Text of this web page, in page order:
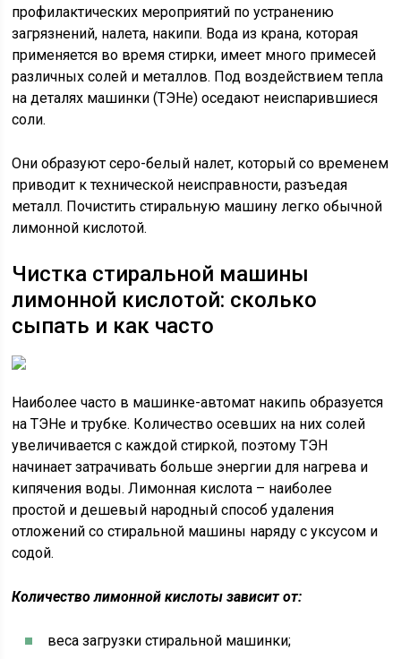
профилактических мероприятий по устранению
загрязнений, налета, накипи. Вода из крана, которая
применяется во время стирки, имеет много примесей
различных солей и металлов. Под воздействием тепла
на деталях машинки (ТЭНе) оседают неиспарившиеся
соли.
Они образуют серо-белый налет, который со временем
приводит к технической неисправности, разъедая
металл. Почистить стиральную машину легко обычной
лимонной кислотой.
Чистка стиральной машины
лимонной кислотой: сколько
сыпать и как часто
Наиболее часто в машинке-автомат накипь образуется
на ТЭНе и трубке. Количество осевших на них солей
увеличивается с каждой стиркой, поэтому ТЭН
начинает затрачивать больше энергии для нагрева и
кипячения воды. Лимонная кислота – наиболее
простой и дешевый народный способ удаления
отложений со стиральной машины наряду с уксусом и
содой.
Количество лимонной кислоты зависит от:
веса загрузки стиральной машинки;